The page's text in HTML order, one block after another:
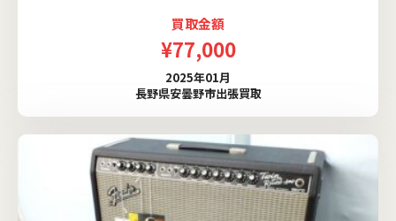
買取金額
¥77,000
2025年01月
長野県安曇野市出張買取